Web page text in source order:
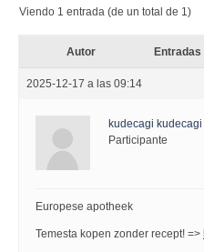
Viendo 1 entrada (de un total de 1)
Autor Entradas
2025-12-17 a las 09:14
kudecagi kudecagi
Participante
Europese apotheek
Temesta kopen zonder recept! =>